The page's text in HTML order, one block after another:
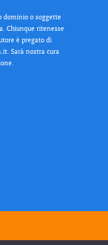
dominio o soggette
Chiunque ritenesse
è pregato di
Sarà nostra cura